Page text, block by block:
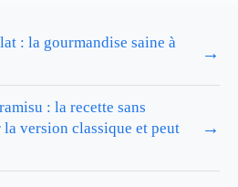
: la gourmandise saine à
→
: la recette sans
version classique et peut
→